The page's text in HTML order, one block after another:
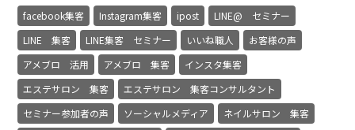
facebook集客 Instagram集客 ipost
LINE@ セミナー
LINE 集客
LINE集客 セミナー いいね職人
お客様の声
アメブロ 活用
アメブロ 集客
インスタ集客
エステサロン 集客
エステサロン 集客コンサルタント
セミナー参加者の声
ソーシャルメディア
ネイルサロン 集客